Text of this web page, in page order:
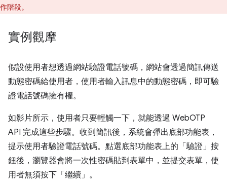
作階段。
實例觀摩
假設使用者想透過網站驗證電話號碼，網站會透過簡訊傳送
動態密碼給使用者，使用者輸入訊息中的動態密碼，即可驗
證電話號碼擁有權。
如影片所示，使用者只要輕觸一下，就能透過 WebOTP
API 完成這些步驟。收到簡訊後，系統會彈出底部功能表，
提示使用者驗證電話號碼。點選底部功能表上的「驗證」 按
鈕後，瀏覽器會將一次性密碼貼到表單中，並提交表單，使
用者無須按下「繼續」 。